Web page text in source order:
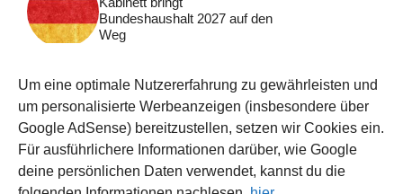
Um eine optimale Nutzererfahrung zu gewährleisten und
um personalisierte Werbeanzeigen (insbesondere über
Google AdSense) bereitzustellen, setzen wir Cookies ein.
Für ausführlichere Informationen darüber, wie Google
deine persönlichen Daten verwendet, kannst du die
Bundeshaushalt 2027 auf den
Weg
Funktionsweise, Prozesse
und Rankinglogik
Computer
Wieso habe ich im moment
kein Internet?